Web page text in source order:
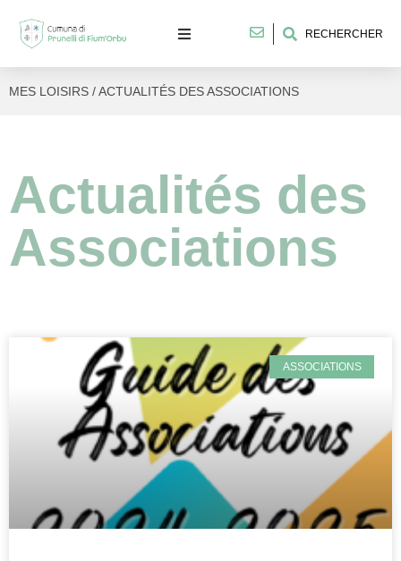
RECHERCHER
MES LOISIRS / ACTUALITÉS DES ASSOCIATIONS
Actualités des
Associations
ASSOCIATIONS